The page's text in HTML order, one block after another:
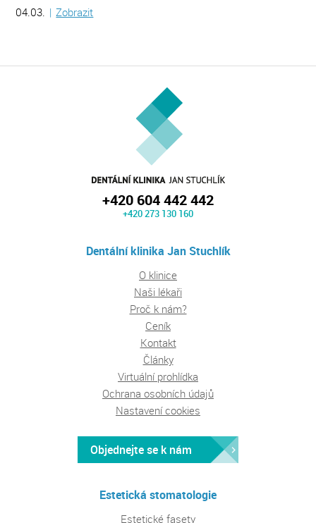
04.03. | Zobrazit
+420 604 442 442
+420 273 130 160
Dentální klinika Jan Stuchlík
O klinice
Naši lékaři
Proč k nám?
Ceník
Kontakt
Články
Virtuální prohlídka
Ochrana osobních údajů
Nastavení cookies
Objednejte se k nám
Estetická stomatologie
Estetické fasety